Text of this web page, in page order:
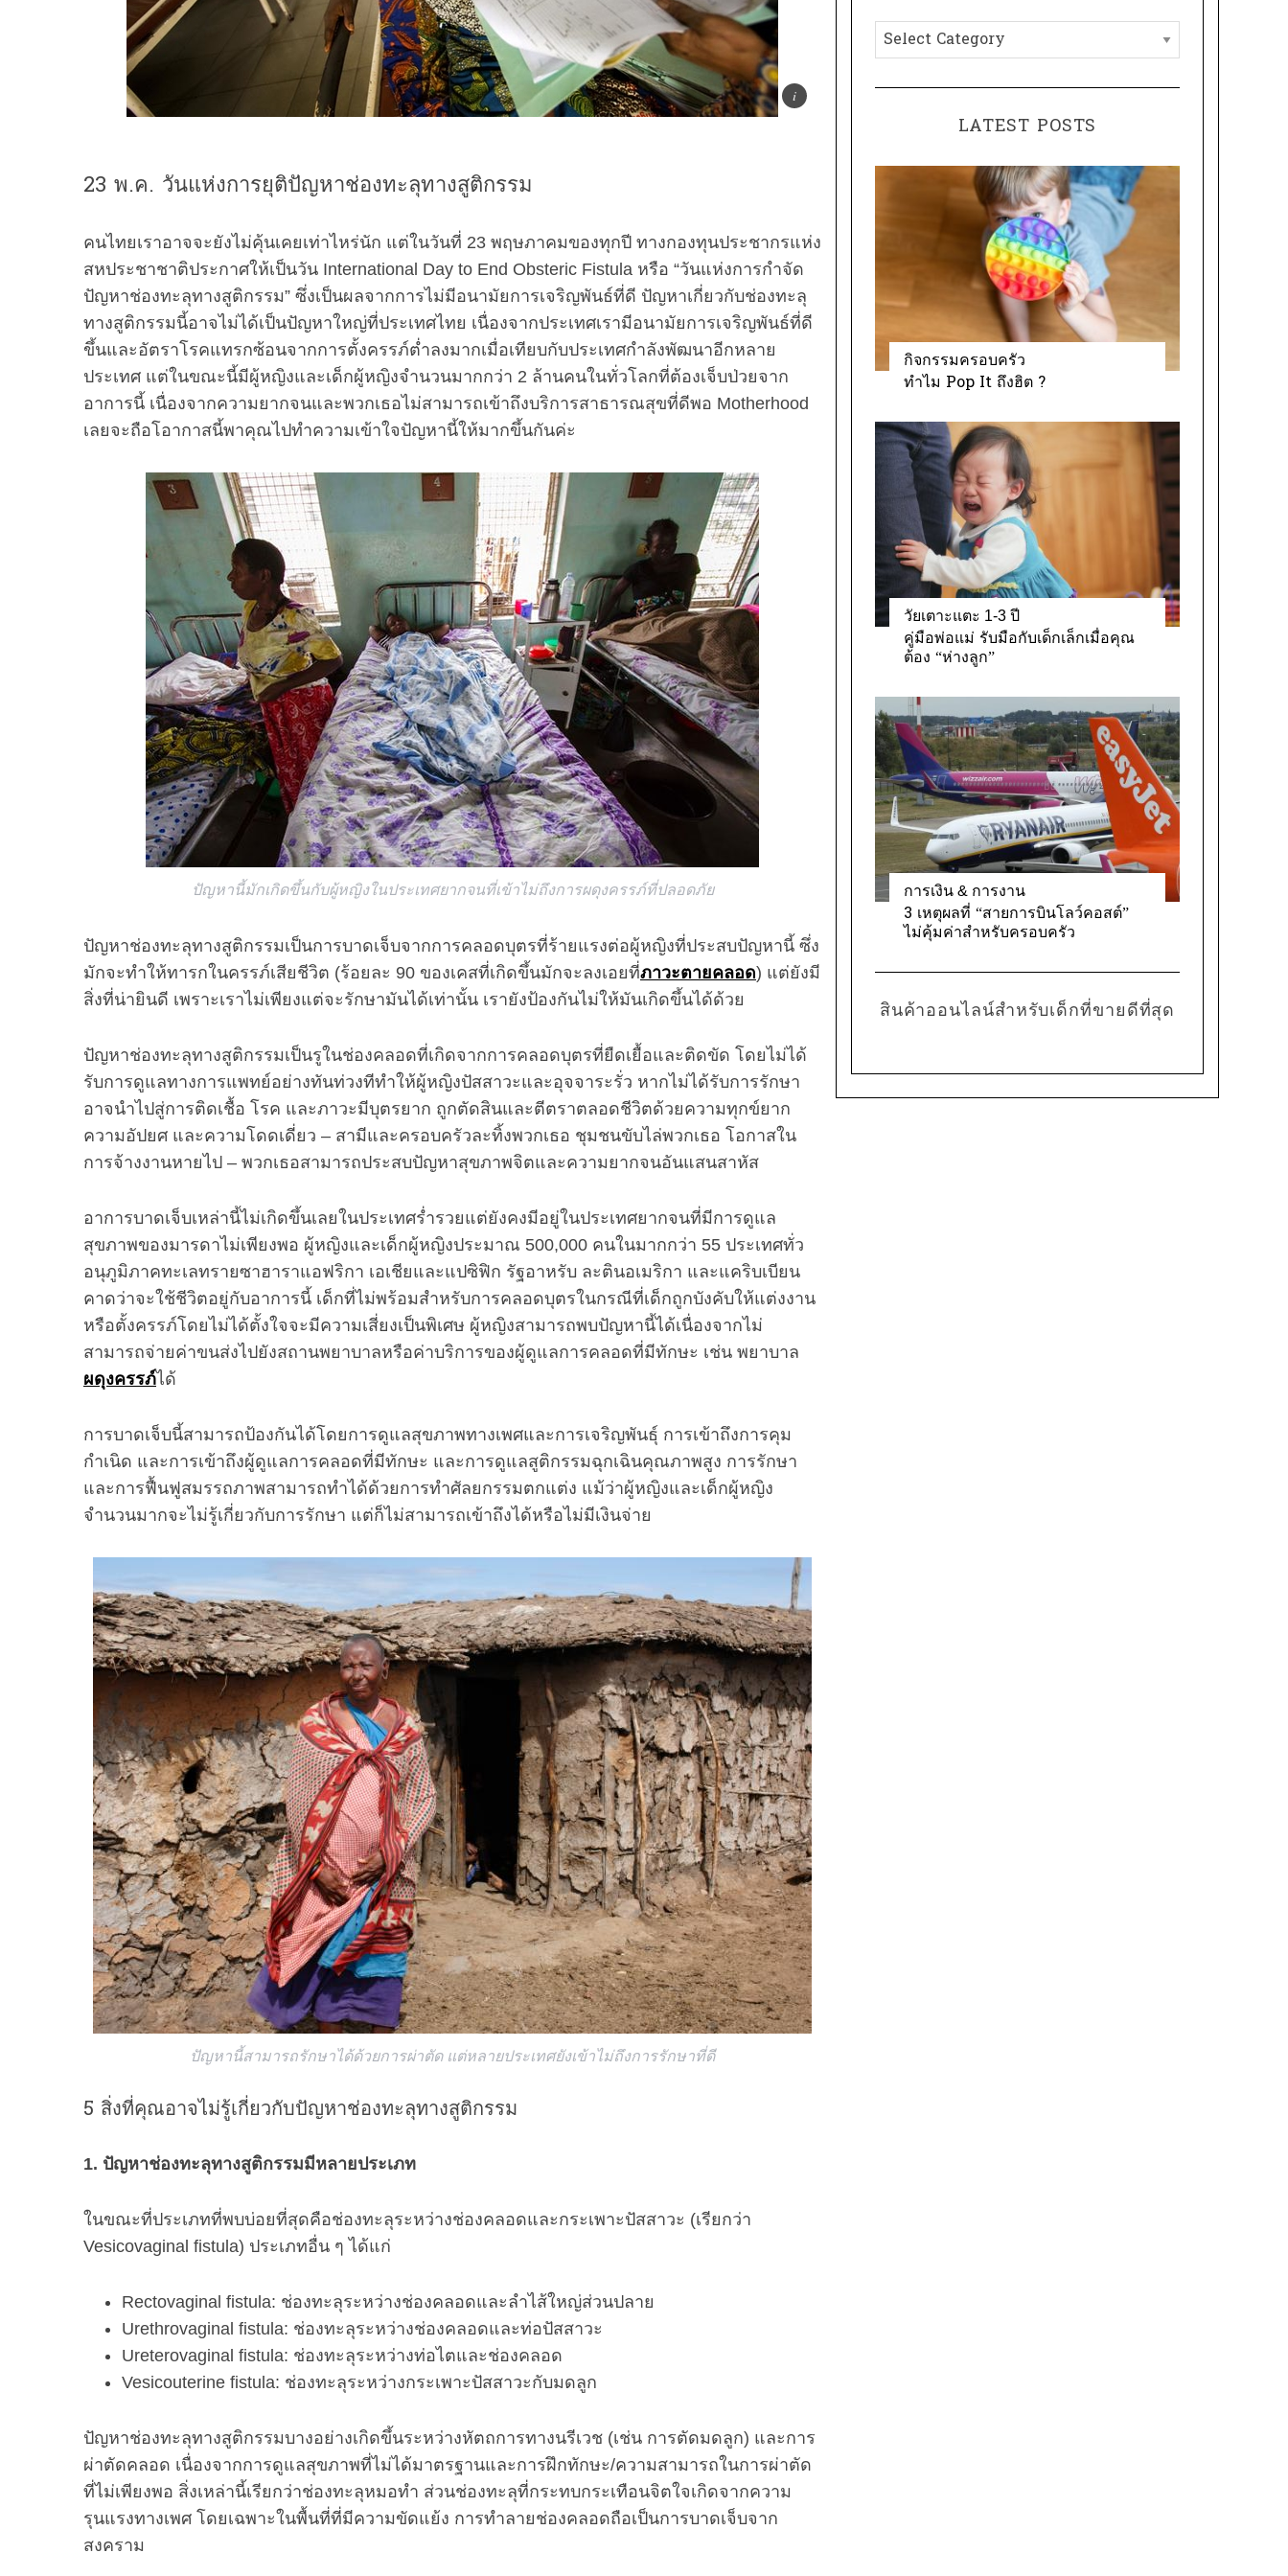
23 พ.ค. วันแห่งการยุติปัญหาช่องทะลุทางสูติกรรม
คนไทยเราอาจจะยังไม่คุ้นเคยเท่าไหร่นัก แต่ในวันที่ 23 พฤษภาคมของทุกปี ทางกองทุนประชากรแห่ง
สหประชาชาติประกาศให้เป็นวัน International Day to End Obsteric Fistula หรือ “วันแห่งการกำจัด
ปัญหาช่องทะลุทางสูติกรรม” ซึ่งเป็นผลจากการไม่มีอนามัยการเจริญพันธ์ที่ดี ปัญหาเกี่ยวกับช่องทะลุ
ทางสูติกรรมนี้อาจไม่ได้เป็นปัญหาใหญ่ที่ประเทศไทย เนื่องจากประเทศเรามีอนามัยการเจริญพันธ์ที่ดี
ขึ้นและอัตราโรคแทรกซ้อนจากการตั้งครรภ์ต่ำลงมากเมื่อเทียบกับประเทศกำลังพัฒนาอีกหลาย
ประเทศ แต่ในขณะนี้มีผู้หญิงและเด็กผู้หญิงจำนวนมากกว่า 2 ล้านคนในทั่วโลกที่ต้องเจ็บป่วยจาก
อาการนี้ เนื่องจากความยากจนและพวกเธอไม่สามารถเข้าถึงบริการสาธารณสุขที่ดีพอ Motherhood
เลยจะถือโอากาสนี้พาคุณไปทำความเข้าใจปัญหานี้ให้มากขึ้นกันค่ะ
ปัญหานี้มักเกิดขึ้นกับผู้หญิงในประเทศยากจนที่เข้าไม่ถึงการผดุงครรภ์ที่ปลอดภัย
ปัญหาช่องทะลุทางสูติกรรมเป็นการบาดเจ็บจากการคลอดบุตรที่ร้ายแรงต่อผู้หญิงที่ประสบปัญหานี้ ซึ่ง
มักจะทำให้ทารกในครรภ์เสียชีวิต (ร้อยละ 90 ของเคสที่เกิดขึ้นมักจะลงเอยที่ภาวะตายคลอด) แต่ยังมี
สิ่งที่น่ายินดี เพราะเราไม่เพียงแต่จะรักษามันได้เท่านั้น เรายังป้องกันไม่ให้มันเกิดขึ้นได้ด้วย
ปัญหาช่องทะลุทางสูติกรรมเป็นรูในช่องคลอดที่เกิดจากการคลอดบุตรที่ยืดเยื้อและติดขัด โดยไม่ได้
รับการดูแลทางการแพทย์อย่างทันท่วงทีทำให้ผู้หญิงปัสสาวะและอุจจาระรั่ว หากไม่ได้รับการรักษา
อาจนำไปสู่การติดเชื้อ โรค และภาวะมีบุตรยาก ถูกตัดสินและตีตราตลอดชีวิตด้วยความทุกข์ยาก
ความอัปยศ และความโดดเดี่ยว – สามีและครอบครัวละทิ้งพวกเธอ ชุมชนขับไล่พวกเธอ โอกาสใน
การจ้างงานหายไป – พวกเธอสามารถประสบปัญหาสุขภาพจิตและความยากจนอันแสนสาหัส
อาการบาดเจ็บเหล่านี้ไม่เกิดขึ้นเลยในประเทศร่ำรวยแต่ยังคงมีอยู่ในประเทศยากจนที่มีการดูแล
สุขภาพของมารดาไม่เพียงพอ ผู้หญิงและเด็กผู้หญิงประมาณ 500,000 คนในมากกว่า 55 ประเทศทั่ว
อนุภูมิภาคทะเลทรายซาฮาราแอฟริกา เอเชียและแปซิฟิก รัฐอาหรับ ละตินอเมริกา และแคริบเบียน
คาดว่าจะใช้ชีวิตอยู่กับอาการนี้ เด็กที่ไม่พร้อมสำหรับการคลอดบุตรในกรณีที่เด็กถูกบังคับให้แต่งงาน
หรือตั้งครรภ์โดยไม่ได้ตั้งใจจะมีความเสี่ยงเป็นพิเศษ ผู้หญิงสามารถพบปัญหานี้ได้เนื่องจากไม่
สามารถจ่ายค่าขนส่งไปยังสถานพยาบาลหรือค่าบริการของผู้ดูแลการคลอดที่มีทักษะ เช่น พยาบาล
ผดุงครรภ์ได้
การบาดเจ็บนี้สามารถป้องกันได้โดยการดูแลสุขภาพทางเพศและการเจริญพันธุ์ การเข้าถึงการคุม
กำเนิด และการเข้าถึงผู้ดูแลการคลอดที่มีทักษะ และการดูแลสูติกรรมฉุกเฉินคุณภาพสูง การรักษา
และการฟื้นฟูสมรรถภาพสามารถทำได้ด้วยการทำศัลยกรรมตกแต่ง แม้ว่าผู้หญิงและเด็กผู้หญิง
จำนวนมากจะไม่รู้เกี่ยวกับการรักษา แต่ก็ไม่สามารถเข้าถึงได้หรือไม่มีเงินจ่าย
ปัญหานี้สามารถรักษาได้ด้วยการผ่าตัด แต่หลายประเทศยังเข้าไม่ถึงการรักษาที่ดี
5 สิ่งที่คุณอาจไม่รู้เกี่ยวกับปัญหาช่องทะลุทางสูติกรรม
1. ปัญหาช่องทะลุทางสูติกรรมมีหลายประเภท
ในขณะที่ประเภทที่พบบ่อยที่สุดคือช่องทะลุระหว่างช่องคลอดและกระเพาะปัสสาวะ (เรียกว่า
Vesicovaginal fistula) ประเภทอื่น ๆ ได้แก่
Rectovaginal fistula: ช่องทะลุระหว่างช่องคลอดและลำไส้ใหญ่ส่วนปลาย
Urethrovaginal fistula: ช่องทะลุระหว่างช่องคลอดและท่อปัสสาวะ
Ureterovaginal fistula: ช่องทะลุระหว่างท่อไตและช่องคลอด
Vesicouterine fistula: ช่องทะลุระหว่างกระเพาะปัสสาวะกับมดลูก
ปัญหาช่องทะลุทางสูติกรรมบางอย่างเกิดขึ้นระหว่างหัตถการทางนรีเวช (เช่น การตัดมดลูก) และการ
ผ่าตัดคลอด เนื่องจากการดูแลสุขภาพที่ไม่ได้มาตรฐานและการฝึกทักษะ/ความสามารถในการผ่าตัด
ที่ไม่เพียงพอ สิ่งเหล่านี้เรียกว่าช่องทะลุหมอทำ ส่วนช่องทะลุที่กระทบกระเทือนจิตใจเกิดจากความ
รุนแรงทางเพศ โดยเฉพาะในพื้นที่ที่มีความขัดแย้ง การทำลายช่องคลอดถือเป็นการบาดเจ็บจาก
สงคราม
r
C
a
t
o
s
LATEST POSTS
กิจกรรมครอบครัว
ทำไม Pop It ถึงฮิต ?
วัยเตาะแตะ 1-3 ปี
คู่มือพ่อแม่ รับมือกับเด็กเล็กเมื่อคุณ
ต้อง “ห่างลูก”
การเงิน & การงาน
3 เหตุผลที่ “สายการบินโลว์คอสต์”
ไม่คุ้มค่าสำหรับครอบครัว
สินค้าออนไลน์สำหรับเด็กที่ขายดีที่สุด
S
e
a
h
f
o